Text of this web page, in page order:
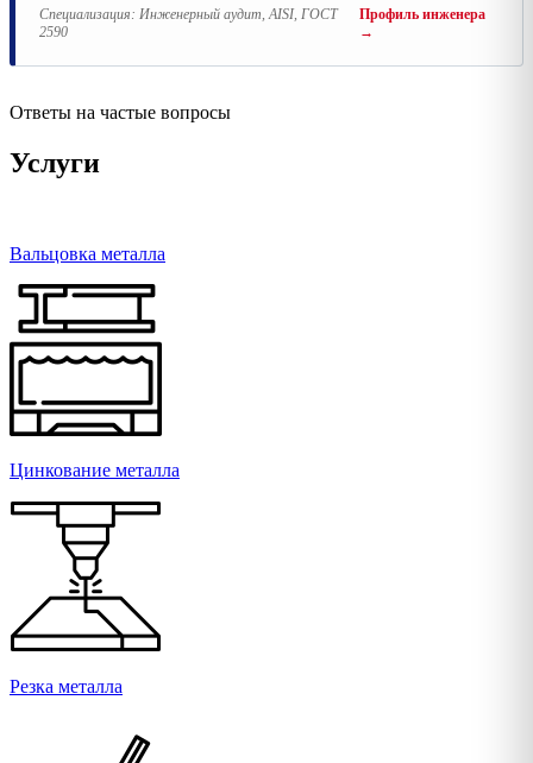
Специализация: Инженерный аудит, AISI, ГОСТ
2590
Профиль инженера
→
Ответы на частые вопросы
Услуги
Вальцовка металла
Цинкование металла
Резка металла